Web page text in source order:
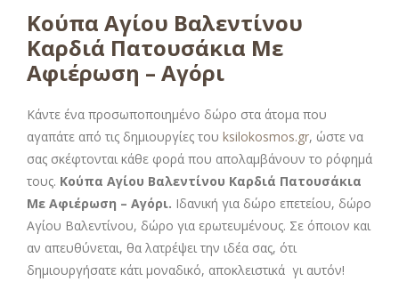
Κούπα Αγίου Βαλεντίνου
Καρδιά Πατουσάκια Με
Αφιέρωση – Αγόρι
Κάντε ένα προσωποποιημένο δώρο στα άτομα που
αγαπάτε από τις δημιουργίες του ksilokosmos.gr, ώστε να
σας σκέφτονται κάθε φορά που απολαμβάνουν το ρόφημά
τους. Κούπα Αγίου Βαλεντίνου Καρδιά Πατουσάκια
Με Αφιέρωση – Αγόρι. Ιδανική για δώρο επετείου, δώρο
Αγίου Βαλεντίνου, δώρο για ερωτευμένους. Σε όποιον και
αν απευθύνεται, θα λατρέψει την ιδέα σας, ότι
δημιουργήσατε κάτι μοναδικό, αποκλειστικά γι αυτόν!